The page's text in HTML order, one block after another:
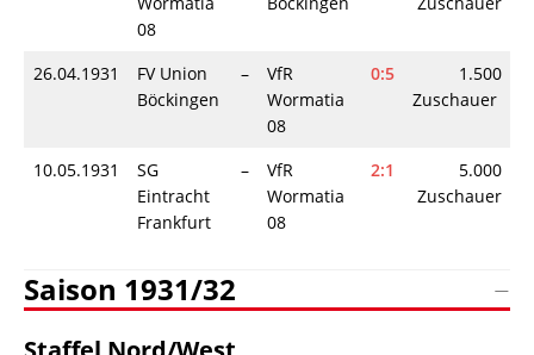
08
26.04.1931
FV Union
Böckingen
–
VfR
Wormatia
08
0:5
1.500
Zuschauer
10.05.1931
SG
Eintracht
Frankfurt
–
VfR
Wormatia
08
2:1
5.000
Zuschauer
Saison 1931/32